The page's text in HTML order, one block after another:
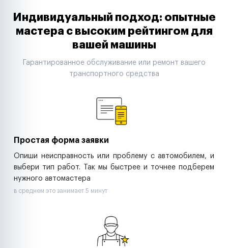
Таксопарки
Автодилеры
Строительные компании
Аренда спецтехники
Индивидуальный подход: опытные
мастера с высоким рейтингом для
вашей машины
Гарантированное обслуживание или ремонт вашего
транспортного средства
Простая форма заявки
Опиши неисправность или проблему с автомобилем, и
выбери тип работ. Так мы быстрее и точнее подберем
нужного автомастера
в среднем это занимает 5 минут